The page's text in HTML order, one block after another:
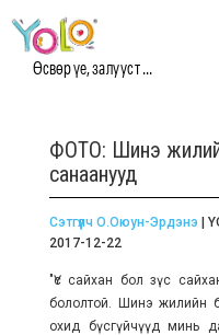
Өсвөр үе, залууст ...
ФОТО: Шинэ
санаанууд
Сэтгүүлч О.Оюун-Эрдэнэ |
2017-12-22
"Үс сайхан бол зүс
бололтой. Шинэ жилийн
охид бүсгүйчүүд минь